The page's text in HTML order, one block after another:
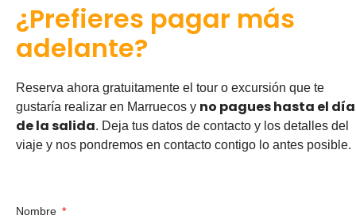
¿Prefieres pagar más
adelante?
Reserva ahora gratuitamente el tour o excursión que te
gustaría realizar en Marruecos y no pagues hasta el día
de la salida. Deja tus datos de contacto y los detalles del
viaje y nos pondremos en contacto contigo lo antes posible.
Nombre